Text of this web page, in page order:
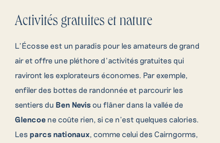
Activités gratuites et nature
L’Écosse est un paradis pour les amateurs de grand
air et offre une pléthore d’activités gratuites qui
raviront les explorateurs économes. Par exemple,
enfiler des bottes de randonnée et parcourir les
sentiers du Ben Nevis ou flâner dans la vallée de
Glencoe ne coûte rien, si ce n’est quelques calories.
Les parcs nationaux, comme celui des Cairngorms,